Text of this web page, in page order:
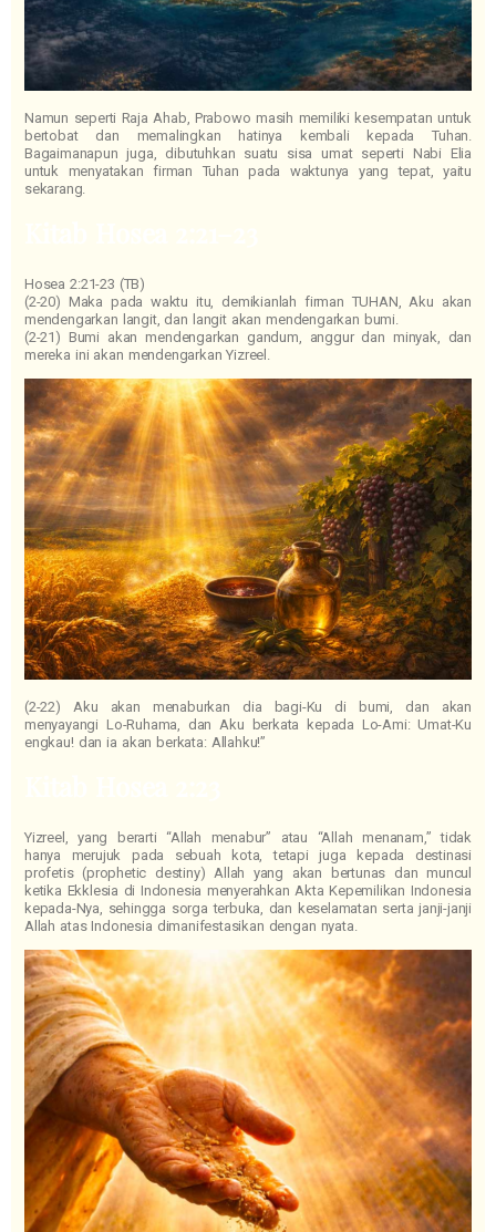
Namun seperti Raja Ahab, Prabowo masih memiliki kesempatan untuk
bertobat dan memalingkan hatinya kembali kepada Tuhan.
Bagaimanapun juga, dibutuhkan suatu sisa umat seperti Nabi Elia
untuk menyatakan firman Tuhan pada waktunya yang tepat, yaitu
sekarang.
Hosea 2:21-23 (TB)
(2-20) Maka pada waktu itu, demikianlah firman TUHAN, Aku akan
mendengarkan langit, dan langit akan mendengarkan bumi.
(2-21) Bumi akan mendengarkan gandum, anggur dan minyak, dan
mereka ini akan mendengarkan Yizreel.
(2-22) Aku akan menaburkan dia bagi-Ku di bumi, dan akan
menyayangi Lo-Ruhama, dan Aku berkata kepada Lo-Ami: Umat-Ku
engkau! dan ia akan berkata: Allahku!”
Yizreel, yang berarti “Allah menabur” atau “Allah menanam,” tidak
hanya merujuk pada sebuah kota, tetapi juga kepada destinasi
profetis (prophetic destiny) Allah yang akan bertunas dan muncul
ketika Ekklesia di Indonesia menyerahkan Akta Kepemilikan Indonesia
kepada-Nya, sehingga sorga terbuka, dan keselamatan serta janji-janji
Allah atas Indonesia dimanifestasikan dengan nyata.